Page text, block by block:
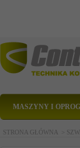
MASZYNY I
STRONA GŁÓWNA >